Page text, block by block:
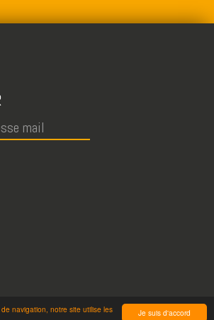
Je suis d'accord
navigation, notre site utilise les